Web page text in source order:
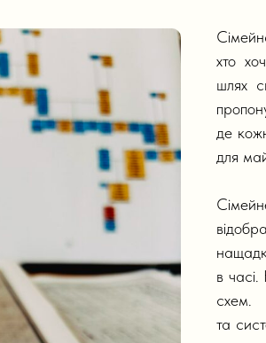
хто
шлях
де
для
в часі.
схем.
та